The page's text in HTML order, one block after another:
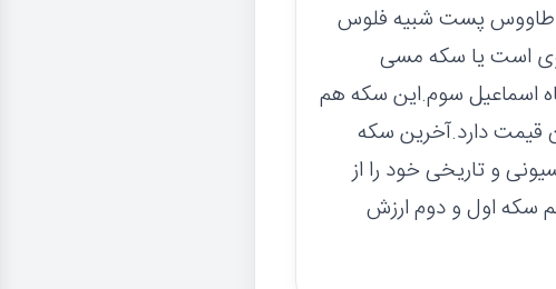
طاووس پست شبیه فلوس
است یا سکه مسی
اسماعیل سوم.این سکه هم
قیمت دارد.آخرین سکه
و تاریخی خود را از
سکه اول و دوم ارزش